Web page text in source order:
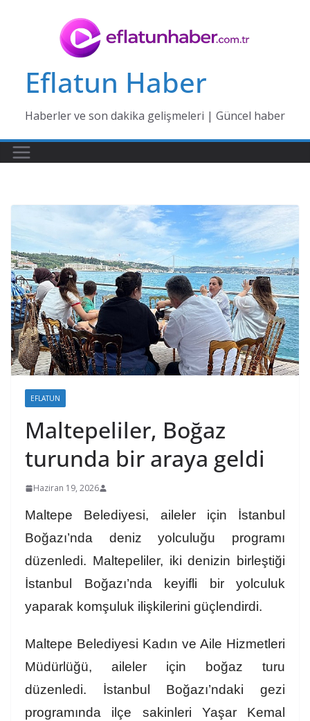
Eflatun Haber
Haberler ve son dakika gelişmeleri | Güncel haber
EFLATUN
Maltepeliler, Boğaz
turunda bir araya geldi
Haziran 19, 2026
Maltepe Belediyesi, aileler için İstanbul
Boğazı’nda deniz yolculuğu programı
düzenledi. Maltepeliler, iki denizin birleştiği
İstanbul Boğazı’nda keyifli bir yolculuk
yaparak komşuluk ilişkilerini güçlendirdi.
Maltepe Belediyesi Kadın ve Aile Hizmetleri
Müdürlüğü, aileler için boğaz turu
düzenledi. İstanbul Boğazı’ndaki gezi
programında ilçe sakinleri Yaşar Kemal